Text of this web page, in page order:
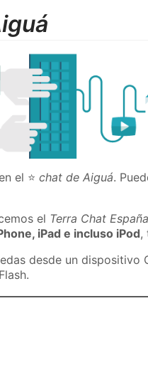
el ⭐chat de Aiguá.
el Terra Chat España
iPad e incluso iPod,
desde un